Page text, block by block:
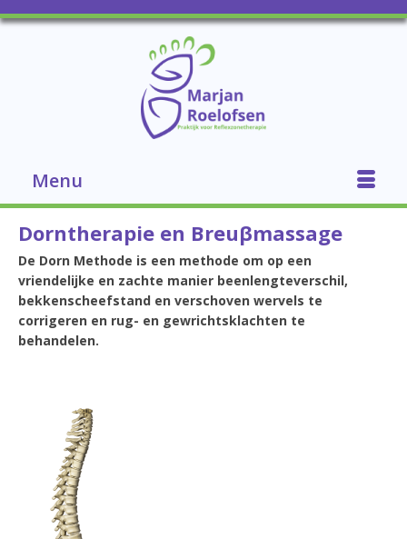
Menu
Dorntherapie en Breuβmassage
De Dorn Methode is een methode om op een
vriendelijke en zachte manier beenlengteverschil,
bekkenscheefstand en verschoven wervels te
corrigeren en rug- en gewrichtsklachten te
behandelen.